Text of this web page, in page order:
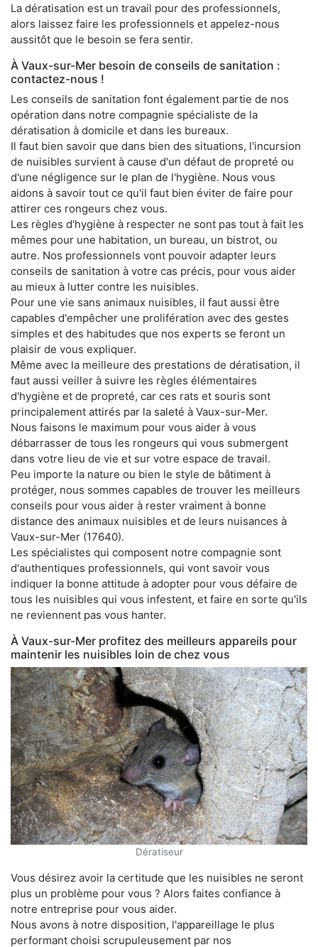
La dératisation est un travail pour des professionnels,
alors laissez faire les professionnels et appelez-nous
aussitôt que le besoin se fera sentir.
À Vaux-sur-Mer besoin de conseils de sanitation :
contactez-nous !
Les conseils de sanitation font également partie de nos
opération dans notre compagnie spécialiste de la
dératisation à domicile et dans les bureaux.
Il faut bien savoir que dans bien des situations, l'incursion
de nuisibles survient à cause d'un défaut de propreté ou
d'une négligence sur le plan de l'hygiène. Nous vous
aidons à savoir tout ce qu'il faut bien éviter de faire pour
attirer ces rongeurs chez vous.
Les règles d'hygiène à respecter ne sont pas tout à fait les
mêmes pour une habitation, un bureau, un bistrot, ou
autre. Nos professionnels vont pouvoir adapter leurs
conseils de sanitation à votre cas précis, pour vous aider
au mieux à lutter contre les nuisibles.
Pour une vie sans animaux nuisibles, il faut aussi être
capables d'empêcher une prolifération avec des gestes
simples et des habitudes que nos experts se feront un
plaisir de vous expliquer.
Même avec la meilleure des prestations de dératisation, il
faut aussi veiller à suivre les règles élémentaires
d'hygiène et de propreté, car ces rats et souris sont
principalement attirés par la saleté à Vaux-sur-Mer.
Nous faisons le maximum pour vous aider à vous
débarrasser de tous les rongeurs qui vous submergent
dans votre lieu de vie et sur votre espace de travail.
Peu importe la nature ou bien le style de bâtiment à
protéger, nous sommes capables de trouver les meilleurs
conseils pour vous aider à rester vraiment à bonne
distance des animaux nuisibles et de leurs nuisances à
Vaux-sur-Mer (17640).
Les spécialistes qui composent notre compagnie sont
d'authentiques professionnels, qui vont savoir vous
indiquer la bonne attitude à adopter pour vous défaire de
tous les nuisibles qui vous infestent, et faire en sorte qu'ils
ne reviennent pas vous hanter.
À Vaux-sur-Mer profitez des meilleurs appareils pour
maintenir les nuisibles loin de chez vous
Dératiseur
Vous désirez avoir la certitude que les nuisibles ne seront
plus un problème pour vous ? Alors faites confiance à
notre entreprise pour vous aider.
Nous avons à notre disposition, l'appareillage le plus
performant choisi scrupuleusement par nos